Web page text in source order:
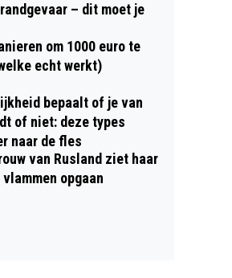
– dit moet je
om 1000 euro te
echt werkt)
bepaalt of je van
of niet: deze types
naar de fles
van Rusland ziet haar
opgaan